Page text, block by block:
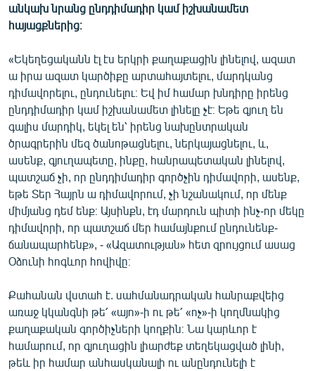
ՁԳՏԵԼՈՎ ԼԱՎԱԳՈՒՅՆԻՆ
Հայերեն
English
Русский
ՀԵՏԵՎԵՔ ՄԵԶ
«Ազատության» բոլոր կայքերը
անկախ նրանց ընդդիմադիր կամ իշխանամետ
հայացքներից։
«Եկեղեցականն էլ էս երկրի քաղաքացին լինելով, ազատ
ա իրա ազատ կարծիքը արտահայտելու, մարդկանց
դիմավորելու, ընդունելու։ Եվ իմ համար խնդիրը իրենց
ընդդիմադիր կամ իշխանամետ լինելը չէ։ Եթե գյուղ են
գալիս մարդիկ, եկել են՝ իրենց նախընտրական
ծրագրերին մեզ ծանոթացնելու, ներկայացնելու, և,
ասենք, գյուղապետը, ինքը, հանրապետական լինելով,
պատշաճ չի, որ ընդդիմադիր գործչին դիմավորի, ասենք,
եթե Տեր Հայրն ա դիմավորում, չի նշանակում, որ մենք
միմյանց դեմ ենք։ Այսինքն, էդ մարդուն պիտի ինչ-որ մեկը
դիմավորի, որ պատշաճ մեր համայնքում ընդունենք-
ճանապարհենք», - «Ազատության» հետ զրույցում ասաց
Օձունի հոգևոր հովիվը։
Քահանան վստահ է. սահմանադրական հանրաքվեից
առաջ կկանգնի թե՛ «այո»-ի ու թե՛ «ոչ»-ի կողմնակից
քաղաքական գործիչների կողքին։ Նա կարևոր է
համարում, որ գյուղացին լիարժեք տեղեկացված լինի,
թեև իր համար անհասկանալի ու անընդունելի է